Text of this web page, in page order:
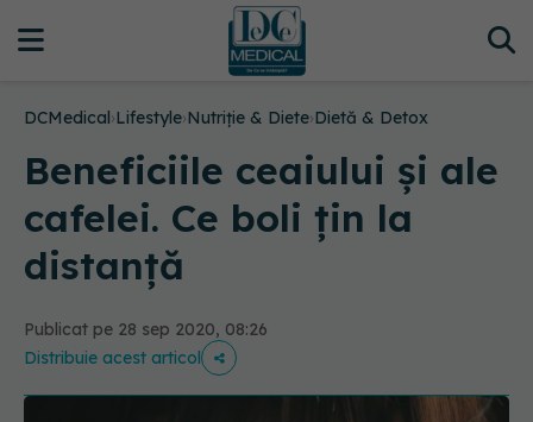
DCMedical›Lifestyle›Nutriție & Diete›Dietă & Detox
Beneficiile ceaiului și ale
cafelei. Ce boli țin la
distanță
Publicat pe 28 sep 2020, 08:26
Distribuie acest articol